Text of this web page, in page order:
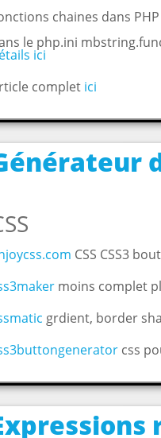
chaines dans
le php.ini
ici
complet ici
CSS CSS3
moins complet
grdient, border
css